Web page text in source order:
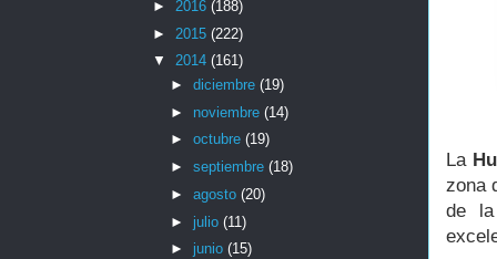
La
zona
de
► 2016 (188)
► 2015 (222)
▼ 2014 (161)
► diciembre (19)
► noviembre (14)
► octubre (19)
► septiembre (18)
► agosto (20)
► julio (11)
► junio (15)